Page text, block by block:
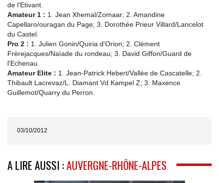
de l'Etivant.
Amateur 1 : 1. Jean Xhemal/Zomaar; 2. Amandine
Capellaro/ouragan du Page; 3. Dorothée Prieur Villard/Lancelot
du Castel.
Pro 2 : 1. Julien Gonin/Quiria d'Orion; 2. Clément
Frèrejacques/Naïade du rondeau; 3. David Giffon/Guard de
l'Echenau.
Amateur Elite : 1. Jean-Patrick Hebert/Vallée de Cascatelle; 2.
Thibault Lacrevaz/L. Diamant Vd Kampel Z; 3. Maxence
Guillemot/Quarry du Perron.
03/10/2012
A LIRE AUSSI :AUVERGNE-RHÔNE-ALPES